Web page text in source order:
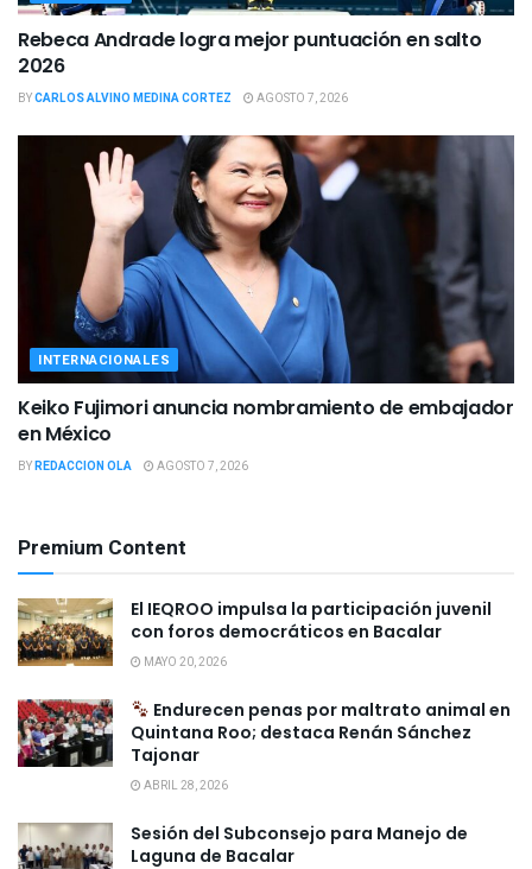
Rebeca Andrade logra mejor puntuación en salto
2026
BYCARLOS ALVINO MEDINA CORTEZ AGOSTO 7, 2026
INTERNACIONALES
Keiko Fujimori anuncia nombramiento de embajador
en México
BYREDACCION OLA AGOSTO 7, 2026
Premium Content
El IEQROO impulsa la participación juvenil
con foros democráticos en Bacalar
MAYO 20, 2026
Endurecen penas por maltrato animal en
Quintana Roo; destaca Renán Sánchez
Tajonar
ABRIL 28, 2026
Sesión del Subconsejo para Manejo de
Laguna de Bacalar